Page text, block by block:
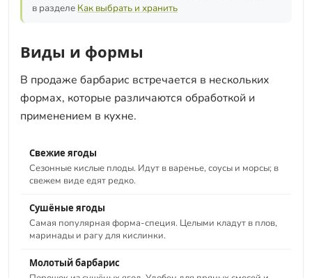
в разделе Как выбрать и хранить
Виды и формы
В продаже барбарис встречается в нескольких
формах, которые различаются обработкой и
применением в кухне.
Свежие ягоды
Сезонные кислые плоды. Идут в варенье, соусы и морсы; в
свежем виде едят редко.
Сушёные ягоды
Самая популярная форма-специя. Целыми кладут в плов,
маринады и рагу для кислинки.
Молотый барбарис